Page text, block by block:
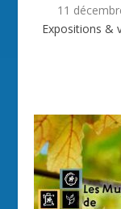
11
Expositions &